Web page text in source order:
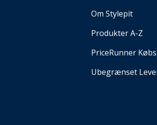
Om Stylepit
Produkter A-Z
PriceRunner
Ubegrænset